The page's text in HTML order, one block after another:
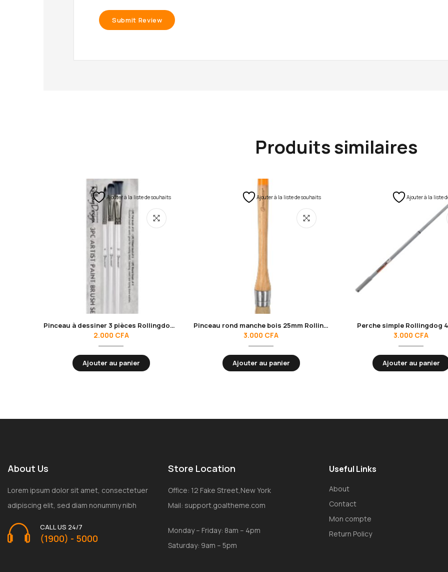
Produits similaires
Ajouter à la liste de souhaits
Pinceau à dessiner 3 pièces Rollingdog 81440
2.000 CFA
Ajouter au panier
Ajouter à la liste de souhaits
Pinceau rond manche bois 25mm Rollingdog 10684
3.000 CFA
Ajouter au panier
Ajouter à la liste
Perche simple Rollingdog
3.000 CFA
Ajouter au panier
About Us
Lorem ipsum dolor sit amet, consectetuer
adipiscing elit, sed diam nonummy nibh
CALL US 24/7
(1900) - 5000
Store Location
Office: 12 Fake Street,New York
Mail: support.goaltheme.com
Monday – Friday: 8am – 4pm
Saturday: 9am – 5pm
Useful Links
About
Contact
Mon compte
Return Policy